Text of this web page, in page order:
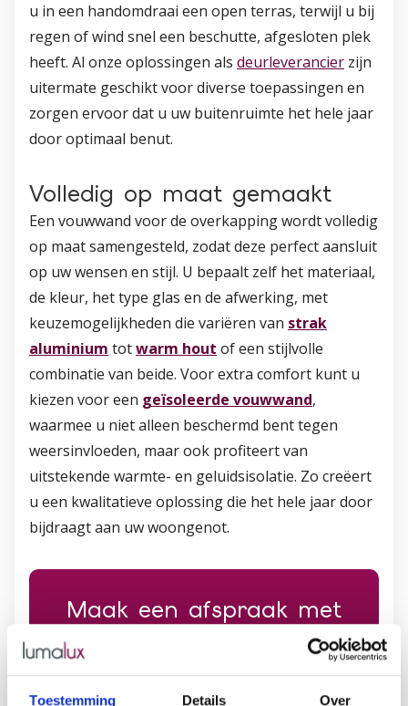
Toestemming Details Over
u in een handomdraai een open terras, terwijl u bij
regen of wind snel een beschutte, afgesloten plek
heeft. Al onze oplossingen als deurleverancier zijn
uitermate geschikt voor diverse toepassingen en
zorgen ervoor dat u uw buitenruimte het hele jaar
door optimaal benut.
Volledig op maat gemaakt
Een vouwwand voor de overkapping wordt volledig
op maat samengesteld, zodat deze perfect aansluit
op uw wensen en stijl. U bepaalt zelf het materiaal,
de kleur, het type glas en de afwerking, met
keuzemogelijkheden die variëren van strak
aluminium totwarm hout of een stijlvolle
combinatie van beide. Voor extra comfort kunt u
kiezen voor een geïsoleerde vouwwand,
waarmee u niet alleen beschermd bent tegen
weersinvloeden, maar ook profiteert van
uitstekende warmte- en geluidsisolatie. Zo creëert
u een kwalitatieve oplossing die het hele jaar door
bijdraagt aan uw woongenot.
Maak een afspraak met
onze specialisten voor uw